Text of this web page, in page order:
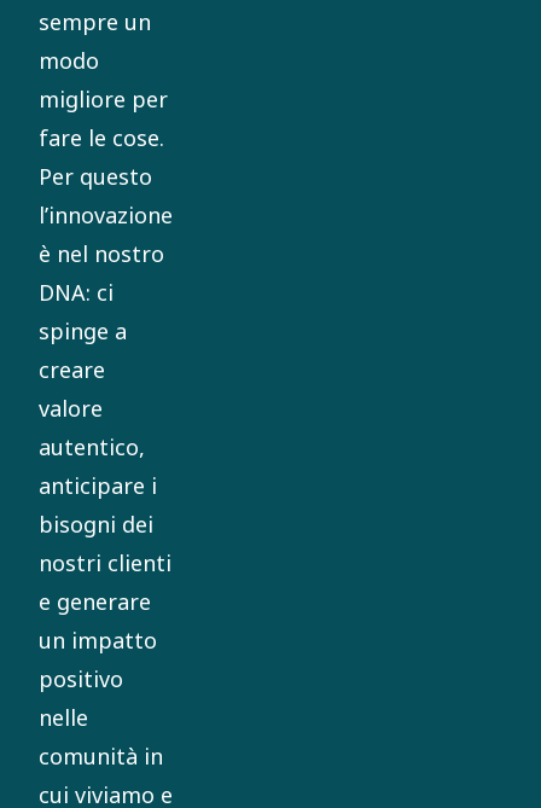
sempre un
modo
migliore per
fare le cose.
Per questo
l’innovazione
è nel nostro
DNA: ci
spinge a
creare
valore
autentico,
anticipare i
bisogni dei
nostri clienti
e generare
un impatto
positivo
nelle
comunità in
cui viviamo e